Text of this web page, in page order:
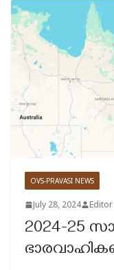
OVS-PRAVASI NEWS
July 28, 2024
2024-25